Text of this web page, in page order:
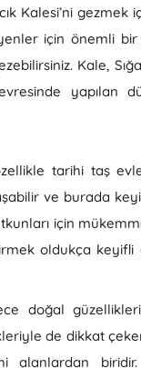
Kalesi’ni
için önemli bir
Kale,
yapılan
tarihi taş
ve burada
için
oldukça keyifli
doğal
de dikkat
alanlardan biridir.